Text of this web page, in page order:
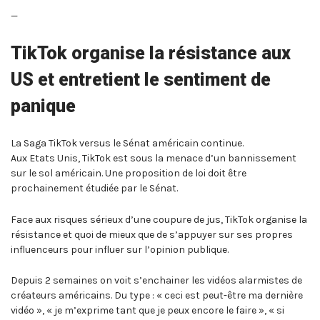
—
TikTok organise la résistance aux
US et entretient le sentiment de
panique
La Saga TikTok versus le Sénat américain continue.
Aux Etats Unis, TikTok est sous la menace d’un bannissement
sur le sol américain. Une proposition de loi doit être
prochainement étudiée par le Sénat.
Face aux risques sérieux d’une coupure de jus, TikTok organise la
résistance et quoi de mieux que de s’appuyer sur ses propres
influenceurs pour influer sur l’opinion publique.
Depuis 2 semaines on voit s’enchainer les vidéos alarmistes de
créateurs américains. Du type : « ceci est peut-être ma dernière
vidéo », « je m’exprime tant que je peux encore le faire », « si